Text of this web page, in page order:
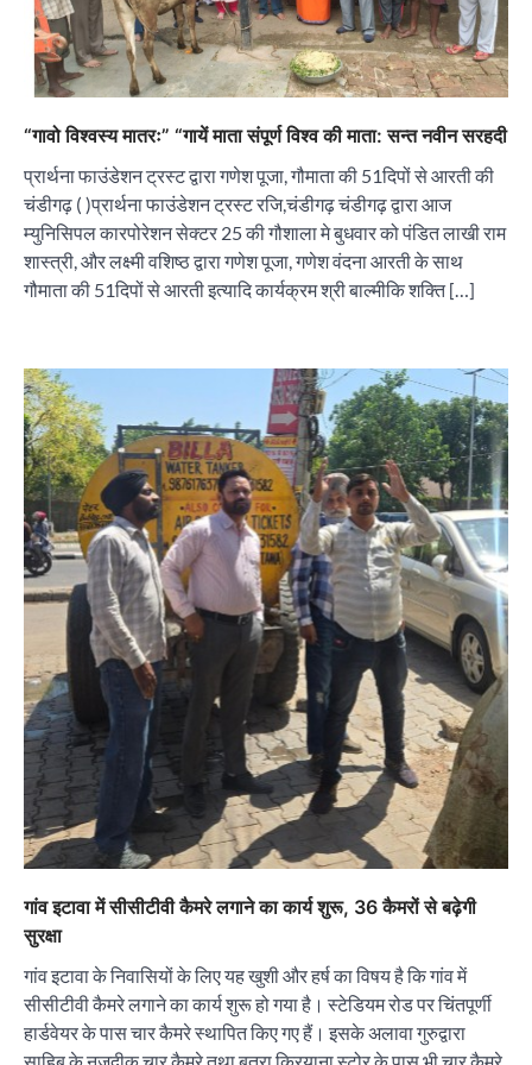
“गावो विश्वस्य मातरः” “गायें माता संपूर्ण विश्व की माता: सन्त नवीन सरहदी
प्रार्थना फाउंडेशन ट्रस्ट द्वारा गणेश पूजा, गौमाता की 51दिपों से आरती की
चंडीगढ़ ( )प्रार्थना फाउंडेशन ट्रस्ट रजि,चंडीगढ़ चंडीगढ़ द्वारा आज
म्युनिसिपल कारपोरेशन सेक्टर 25 की गौशाला मे बुधवार को पंडित लाखी राम
शास्त्री, और लक्ष्मी वशिष्ठ द्वारा गणेश पूजा, गणेश वंदना आरती के साथ
गौमाता की 51दिपों से आरती इत्यादि कार्यक्रम श्री बाल्मीकि शक्ति […]
गांव इटावा में सीसीटीवी कैमरे लगाने का कार्य शुरू, 36 कैमरों से बढ़ेगी
सुरक्षा
गांव इटावा के निवासियों के लिए यह खुशी और हर्ष का विषय है कि गांव में
सीसीटीवी कैमरे लगाने का कार्य शुरू हो गया है। स्टेडियम रोड पर चिंतपूर्णी
हार्डवेयर के पास चार कैमरे स्थापित किए गए हैं। इसके अलावा गुरुद्वारा